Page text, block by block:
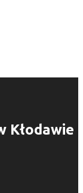
Kłodawie